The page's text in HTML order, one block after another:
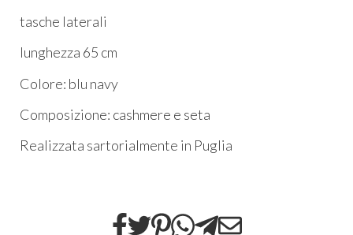
tasche laterali
lunghezza 65 cm
Colore: blu navy
Composizione: cashmere e seta
Realizzata sartorialmente in Puglia